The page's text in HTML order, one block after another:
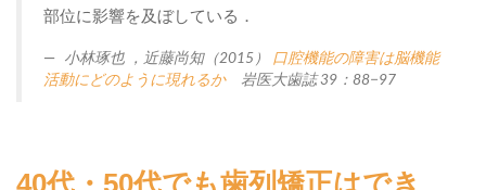
部位に影響を及ぼしている．
小林琢也 ，近藤尚知（2015）
口腔機能の障害は脳機能
活動にどのように現れるか岩医大歯誌 39：88−97
40代・50代でも歯列矯正はでき